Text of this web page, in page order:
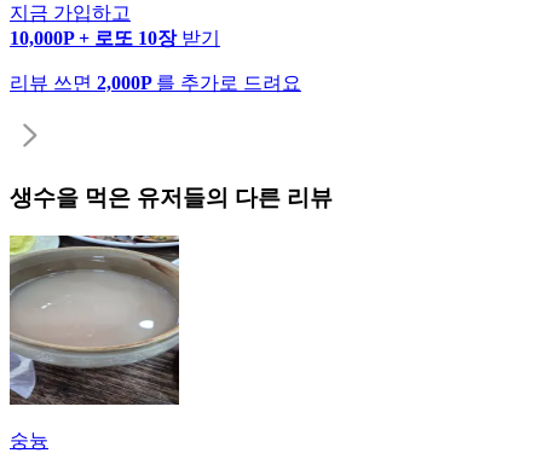
지금 가입하고
10,000P + 로또 10장 받기
리뷰 쓰면 2,000P 를 추가로 드려요
생수을 먹은 유저들의 다른 리뷰
숭늉